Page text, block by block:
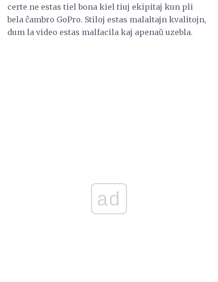
certe ne estas tiel bona kiel tiuj ekipitaj kun pli
bela ĉambro GoPro. Stiloj estas malaltajn kvalitojn,
dum la video estas malfacila kaj apenaŭ uzebla.
ad